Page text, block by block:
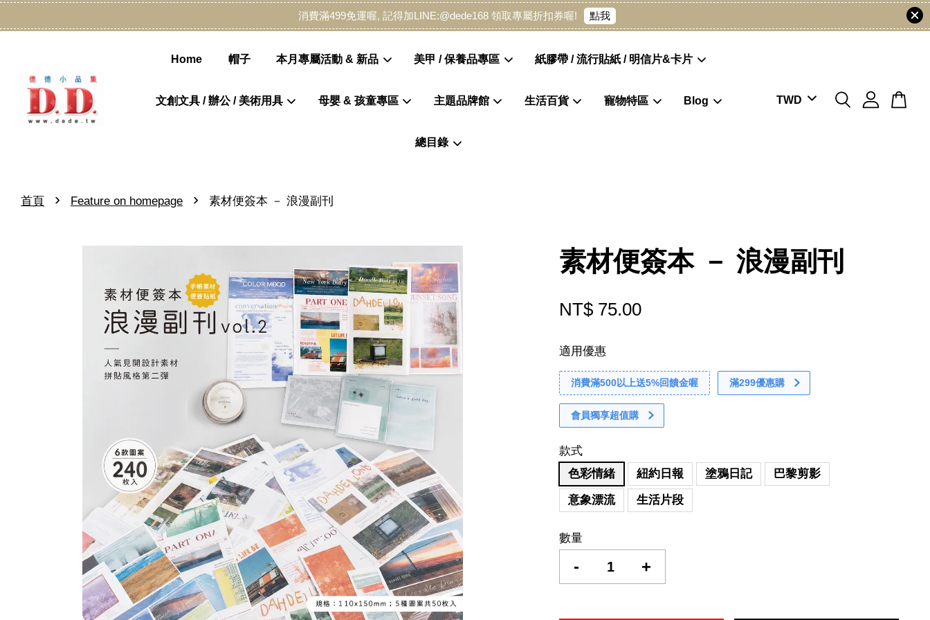
消費滿499免運喔, 記得加LINE:@dede168 領取專屬折扣券喔! 點我
Home 帽子 本月專屬活動 & 新品 美甲 / 保養品專區 紙膠帶 / 流行貼紙 / 明信片&卡片
文創文具 / 辦公 / 美術用具 母嬰 & 孩童專區 主題品牌館 生活百貨 寵物特區 Blog
總目錄
首頁 › Feature on homepage › 素材便簽本 － 浪漫副刊
素材便簽本 － 浪漫副刊
NT$ 75.00
適用優惠
消費滿500以上送5%回饋金喔 滿299優惠購
會員獨享超值購
款式
色彩情緒
紐約日報 塗鴉日記
巴黎剪影
意象漂流
生活片段
數量
- +